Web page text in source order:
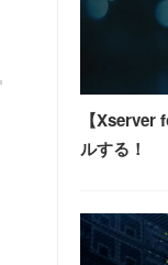
【
ルする！